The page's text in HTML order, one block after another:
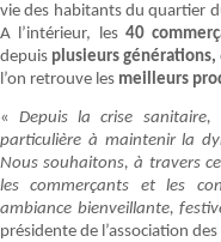
vie des habitants du quartier
A l’intérieur, les 40
depuis plusieurs générations,
l’on retrouve les meilleurs
«Depuis la crise
particulière à maintenir la
Nous souhaitons, à travers
les commerçants et les
ambiance bienveillante,
présidente de l’association